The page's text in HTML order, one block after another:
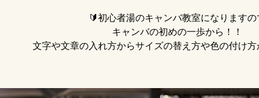
🔰初心者湯のキャンバ教室になりますの
キャンバの初めの一歩から！！
文字や文章の入れ方からサイズの替え方や色の付け方